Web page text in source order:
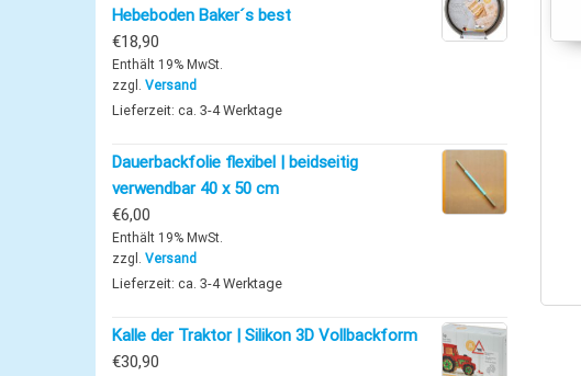
Hebeboden Baker´s best
€18,90
Enthält 19% MwSt.
zzgl. Versand
Lieferzeit: ca. 3-4 Werktage
Dauerbackfolie flexibel | beidseitig
verwendbar 40 x 50 cm
€6,00
Enthält 19% MwSt.
zzgl. Versand
Lieferzeit: ca. 3-4 Werktage
Kalle der Traktor | Silikon 3D Vollbackform
€30,90